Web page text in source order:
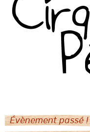
Évènement passé !